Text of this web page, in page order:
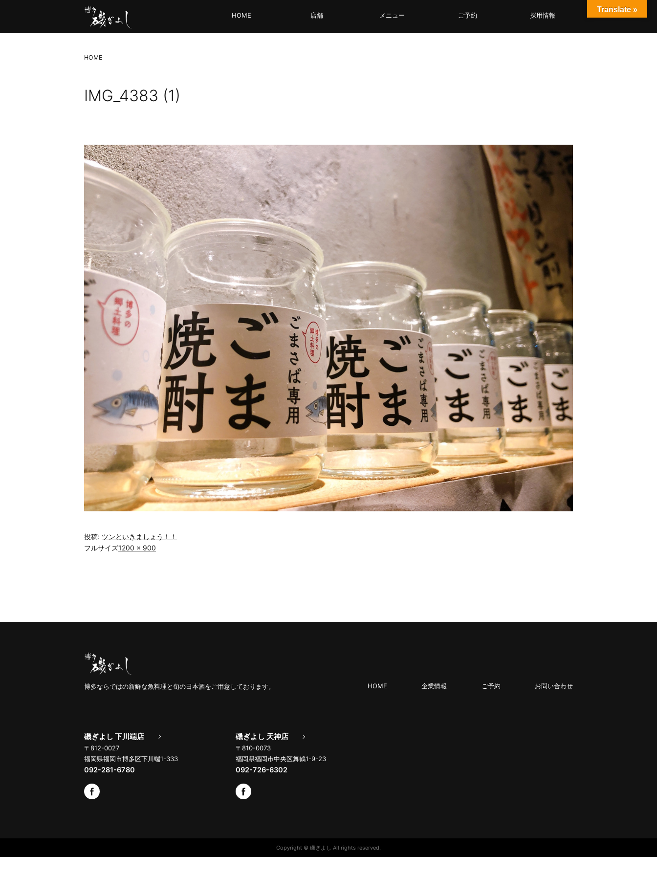
HOME 店舗 メニュー ご予約 採用情報
HOME
IMG_4383 (1)
投稿: ツンといきましょう！！
フルサイズ1200 × 900
博多ならではの新鮮な魚料理と旬の日本酒をご用意しております。 HOME 企業情報 ご予約 お問い合わせ
磯ぎよし 下川端店
〒812-0027
福岡県福岡市博多区下川端1-333
092-281-6780
磯ぎよし 天神店
〒810-0073
福岡県福岡市中央区舞鶴1-9-23
092-726-6302
Copyright © 磯ぎよし All rights reserved.
Translate »